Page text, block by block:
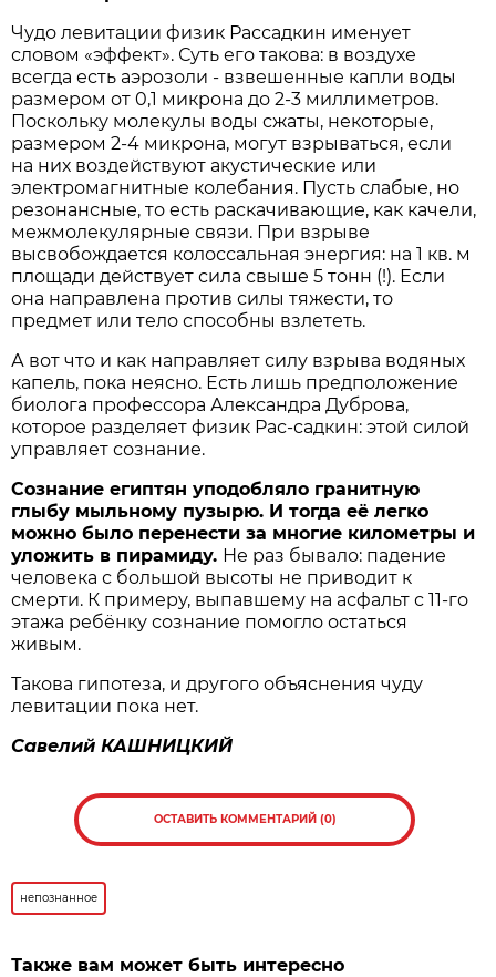
Чудо левитации физик Рассадкин именует
словом «эффект». Суть его такова: в воздухе
всегда есть аэрозоли - взвешенные капли воды
размером от 0,1 микрона до 2-3 миллиметров.
Поскольку молекулы воды сжаты, некоторые,
размером 2-4 микрона, могут взрываться, если
на них воздействуют акустические или
электромагнитные колебания. Пусть слабые, но
резонансные, то есть раскачивающие, как качели,
межмолекулярные связи. При взрыве
высвобождается колоссальная энергия: на 1 кв. м
площади действует сила свыше 5 тонн (!). Если
она направлена против силы тяжести, то
предмет или тело способны взлететь.
А вот что и как направляет силу взрыва водяных
капель, пока неясно. Есть лишь предположение
биолога профессора Александра Дуброва,
которое разделяет физик Рас-садкин: этой силой
управляет сознание.
Сознание египтян уподобляло гранитную
глыбу мыльному пузырю. И тогда её легко
можно было перенести за многие километры и
уложить в пирамиду. Не раз бывало: падение
человека с большой высоты не приводит к
смерти. К примеру, выпавшему на асфальт с 11-го
этажа ребёнку сознание помогло остаться
живым.
Такова гипотеза, и другого объяснения чуду
левитации пока нет.
Савелий КАШНИЦКИЙ
ОСТАВИТЬ КОММЕНТАРИЙ (0)
непознанное
Также вам может быть интересно